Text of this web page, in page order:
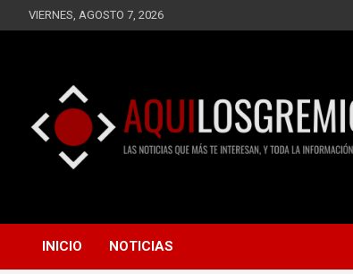
Saltar
al
VIERNES, AGOSTO 7, 2026
AQUÍ LOS GREMIOS
INFORMACIÓN GREMIAL
INICIO
NOTICIAS